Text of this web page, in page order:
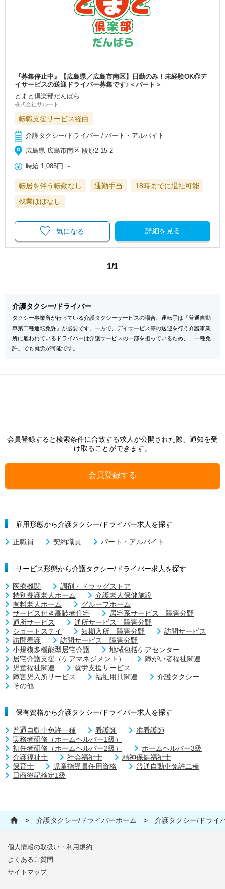
『募集停止中』【広島県／広島市南区】日勤のみ！未経験OK◎デ
イサービスの送迎ドライバー募集です♪＜パート＞
とまと倶楽部だんばら
株式会社サルート
転職支援サービス経由
介護タクシー/ドライバー / パート・アルバイト
広島県 広島市南区 段原2-15-2
時給 1,085円 ～
転居を伴う転勤なし 通勤手当
18時までに退社可能
残業ほぼなし
詳細を見る
気になる
1/1
介護タクシー/ドライバー
タクシー事業所が行っている介護タクシーサービスの場合、運転手は「普通自動
車第二種運転免許」が必要です。一方で、デイサービス等の送迎を行う介護事業
所に雇われているドライバーは介護サービスの一部を担っているため、「一種免
許」でも就労が可能です。
会員登録すると検索条件に合致する求人が公開された際、通知を受
け取ることができます。
会員登録する
雇用形態から介護タクシー/ドライバー求人を探す
正職員 契約職員 パート・アルバイト
サービス形態から介護タクシー/ドライバー求人を探す
医療機関
調剤・ドラッグストア
特別養護老人ホーム
介護老人保健施設
有料老人ホーム
グループホーム
サービス付き高齢者住宅
居宅系サービス 障害分野
通所サービス
通所サービス 障害分野
ショートステイ
短期入所 障害分野
訪問サービス
訪問看護
訪問サービス 障害分野
小規模多機能型居宅介護
地域包括ケアセンター
居宅介護支援（ケアマネジメント）
障がい者福祉関連
児童福祉関連
就労支援サービス
障害児入所サービス
福祉用具関連
介護タクシー
その他
保有資格から介護タクシー/ドライバー求人を探す
普通自動車免許一種 看護師
准看護師
実務者研修（ホームヘルパー1級）
初任者研修（ホームヘルパー2級）
ホームヘルパー3級
介護福祉士
社会福祉士
精神保健福祉士
保育士
児童指導員任用資格
普通自動車免許二種
日商簿記検定1級
> 介護タクシー/ドライバーホーム > 介護タクシー/ドライ
個人情報の取扱い・利用規約
よくあるご質問
サイトマップ